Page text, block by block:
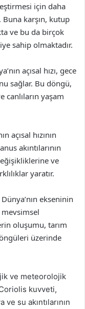
için daha
karşın, kutup
ve bu da birçok
sahip olmaktadır.
açısal hızı, gece
sağlar. Bu döngü,
yaşam
açısal hızının
akıntılarının
ve
yaratır.
Dünya’nın ekseninin
oluşumu, tarım
üzerinde
ve meteorolojik
kuvveti,
su akıntılarının